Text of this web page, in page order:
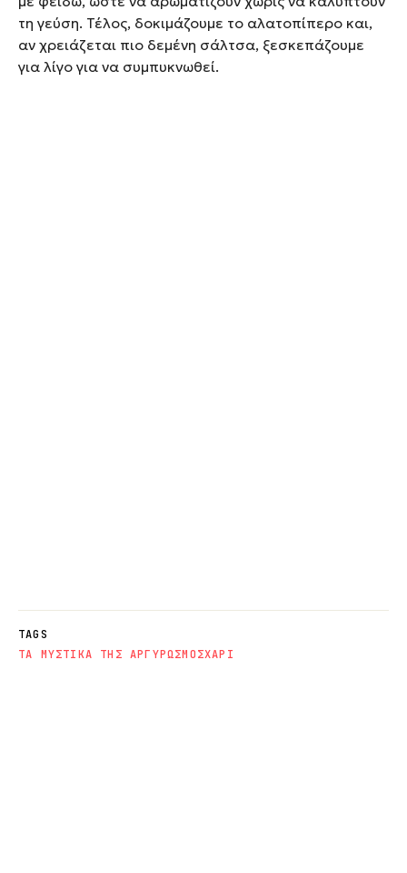
τη γεύση. Τέλος, δοκιμάζουμε το αλατοπίπερο και,
αν χρειάζεται πιο δεμένη σάλτσα, ξεσκεπάζουμε
για λίγο για να συμπυκνωθεί.
TAGS
ΤΑ ΜΥΣΤΙΚΑ ΤΗΣ ΑΡΓΥΡΩΣΜΟΣΧΑΡΙ